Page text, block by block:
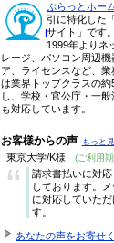
ぷらっとホー
引に特化した
サイト」です。
1999年よりネ
レージ、パソコン周辺
ア、ライセンスなど、
は業界トップクラスの
し、学校・官公庁・一
も対応しています。
お客様からの声 もっと
東京大学/K様 (ご利用
“
請求書払いに対
しております。
に対応していた
す。
あなたの声をお寄せ